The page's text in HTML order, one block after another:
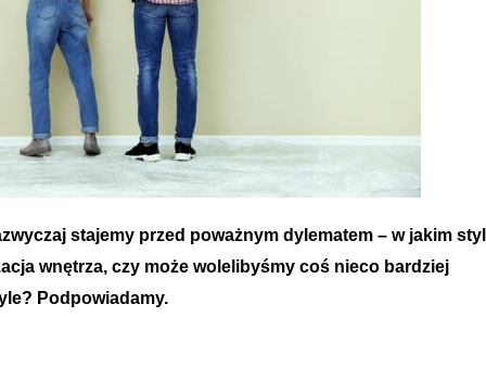
stajemy przed poważnym dylematem – w jakim
wnętrza, czy może wolelibyśmy coś nieco bardziej
Podpowiadamy.